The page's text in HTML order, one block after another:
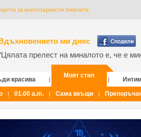
за многозърнести блокчета
ми днес
прелест на миналото е, че е
красива |
Моят стил
|
| 01.00 a.m. | Сама вкъщи |